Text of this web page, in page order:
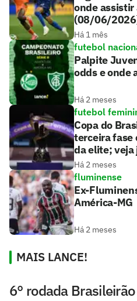
onde
(08/06/
Há 1 mês
futebol
Palpite
odds e onde
Há 2 meses
futebol
Copa do
terceira fase
da elite; veja
Há 2 meses
fluminense
Ex-
América-MG
Há 2 meses
MAIS LANCE!
6° rodada